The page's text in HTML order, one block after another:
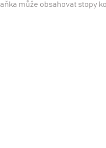
může obsahovat stopy